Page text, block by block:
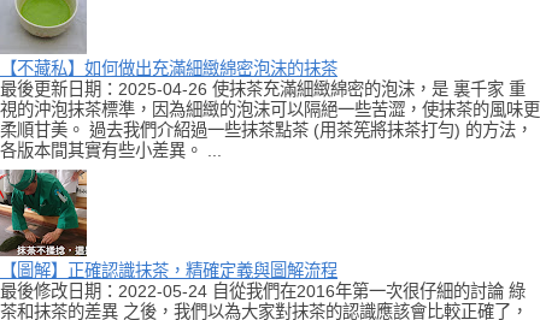
【不藏私】如何做出充滿細緻綿密泡沫的抹茶
最後更新日期：2025-04-26 使抹茶充滿細緻綿密的泡沫，是 裏千家 重
視的沖泡抹茶標準，因為細緻的泡沫可以隔絕一些苦澀，使抹茶的風味更
柔順甘美。 過去我們介紹過一些抹茶點茶 (用茶筅將抹茶打勻) 的方法，
各版本間其實有些小差異。 ...
【圖解】正確認識抹茶，精確定義與圖解流程
最後修改日期：2022-05-24 自從我們在2016年第一次很仔細的討論 綠
茶和抹茶的差異 之後，我們以為大家對抹茶的認識應該會比較正確了，